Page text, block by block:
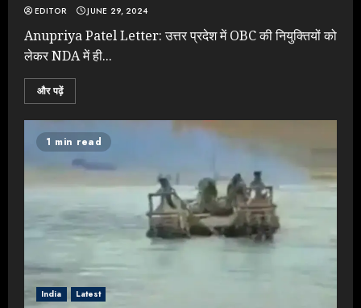
EDITOR JUNE 29, 2024
Anupriya Patel Letter: उत्तर प्रदेश में OBC की नियुक्तियों को
लेकर NDA में ही...
और पढ़ें
1 min read
India Latest